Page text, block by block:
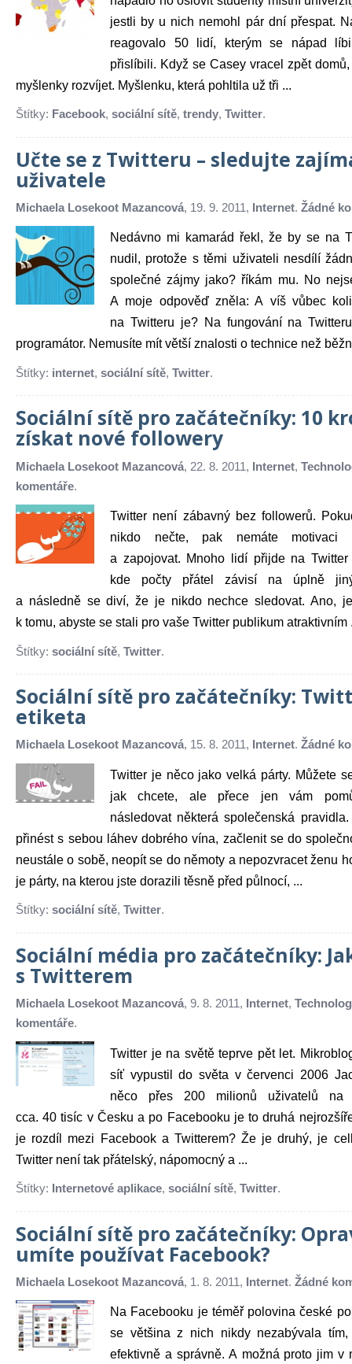
jestli by u nich nemohl pár dní přespat.
reagovalo 50 lidí, kterým se nápad
přislíbili. Když se Casey vracel zpět
myšlenky rozvíjet. Myšlenku, která pohltila už tři ...
Štítky: Facebook, sociální sítě, trendy, Twitter.
Učte se z Twitteru – sledujte
uživatele
Michaela Losekoot Mazancová, 19. 9. 2011, Internet. Žádné
Nedávno mi kamarád řekl, že by se na
nudil, protože s těmi uživateli nesdílí
společné zájmy jako? říkám mu. No
A moje odpověď zněla: A víš vůbec
na Twitteru je? Na fungování na
programátor. Nemusíte mít větší znalosti o technice než
Štítky: internet, sociální sítě, Twitter.
Sociální sítě pro začátečníky: 10
získat nové followery
Michaela Losekoot Mazancová, 22. 8. 2011, Internet,
komentáře.
Twitter není zábavný bez followerů.
nikdo nečte, pak nemáte motivaci
a zapojovat. Mnoho lidí přijde na Twitter
kde počty přátel závisí na úplně
a následně se diví, že je nikdo nechce sledovat. Ano,
k tomu, abyste se stali pro vaše Twitter publikum atraktivním
Štítky: sociální sítě, Twitter.
Sociální sítě pro začátečníky:
etiketa
Michaela Losekoot Mazancová, 15. 8. 2011, Internet. Žádné
Twitter je něco jako velká párty. Můžete
jak chcete, ale přece jen vám
následovat některá společenská
přinést s sebou láhev dobrého vína, začlenit se do
neustále o sobě, neopít se do němoty a nepozvracet ženu
je párty, na kterou jste dorazili těsně před půlnocí, ...
Štítky: sociální sítě, Twitter.
Sociální média pro začátečníky:
s Twitterem
Michaela Losekoot Mazancová, 9. 8. 2011, Internet,
komentáře.
Twitter je na světě teprve pět let.
síť vypustil do světa v červenci 2006
něco přes 200 milionů uživatelů na
cca. 40 tisíc v Česku a po Facebooku je to druhá
je rozdíl mezi Facebook a Twitterem? Že je druhý, je
Twitter není tak přátelský, nápomocný a ...
Štítky: Internetové aplikace, sociální sítě, Twitter.
Sociální sítě pro začátečníky:
umíte používat Facebook?
Michaela Losekoot Mazancová, 1. 8. 2011, Internet. Žádné
Na Facebooku je téměř polovina české
se většina z nich nikdy nezabývala
efektivně a správně. A možná proto jim v